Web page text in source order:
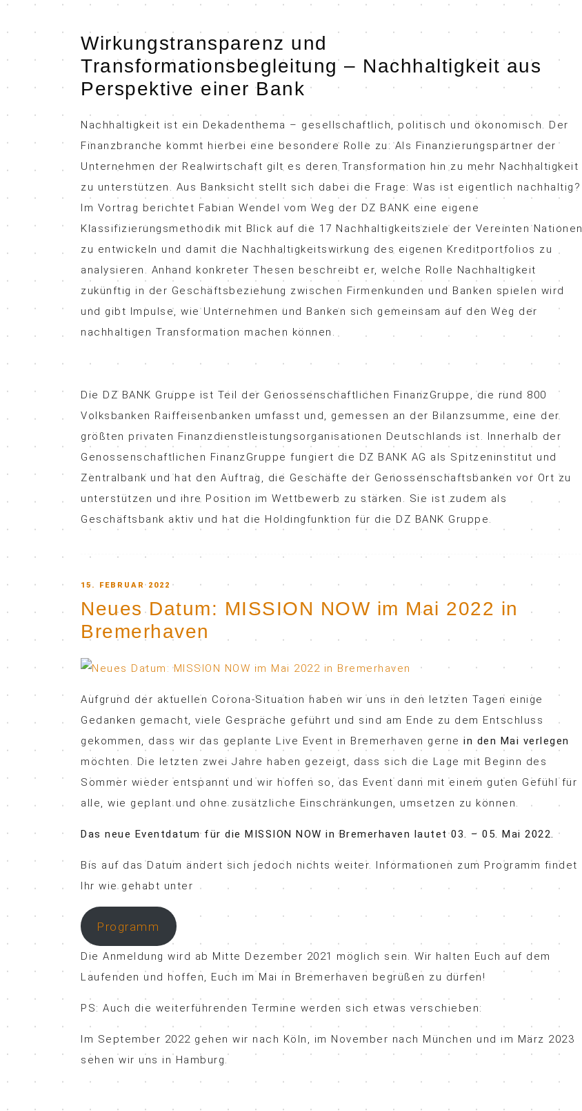
Wirkungstransparenz und
Transformationsbegleitung – Nachhaltigkeit aus
Perspektive einer Bank
Nachhaltigkeit ist ein Dekadenthema – gesellschaftlich, politisch und ökonomisch. Der
Finanzbranche kommt hierbei eine besondere Rolle zu: Als Finanzierungspartner der
Unternehmen der Realwirtschaft gilt es deren Transformation hin zu mehr Nachhaltigkeit
zu unterstützen. Aus Banksicht stellt sich dabei die Frage: Was ist eigentlich nachhaltig?
Im Vortrag berichtet Fabian Wendel vom Weg der DZ BANK eine eigene
Klassifizierungsmethodik mit Blick auf die 17 Nachhaltigkeitsziele der Vereinten Nationen
zu entwickeln und damit die Nachhaltigkeitswirkung des eigenen Kreditportfolios zu
analysieren. Anhand konkreter Thesen beschreibt er, welche Rolle Nachhaltigkeit
zukünftig in der Geschäftsbeziehung zwischen Firmenkunden und Banken spielen wird
und gibt Impulse, wie Unternehmen und Banken sich gemeinsam auf den Weg der
nachhaltigen Transformation machen können.
Die DZ BANK Gruppe ist Teil der Genossenschaftlichen FinanzGruppe, die rund 800
Volksbanken Raiffeisenbanken umfasst und, gemessen an der Bilanzsumme, eine der
größten privaten Finanzdienstleistungsorganisationen Deutschlands ist. Innerhalb der
Genossenschaftlichen FinanzGruppe fungiert die DZ BANK AG als Spitzeninstitut und
Zentralbank und hat den Auftrag, die Geschäfte der Genossenschaftsbanken vor Ort zu
unterstützen und ihre Position im Wettbewerb zu stärken. Sie ist zudem als
Geschäftsbank aktiv und hat die Holdingfunktion für die DZ BANK Gruppe.
POSTED
ON
15. FEBRUAR 2022
Neues Datum: MISSION NOW im Mai 2022 in
Bremerhaven
Aufgrund der aktuellen Corona-Situation haben wir uns in den letzten Tagen einige
Gedanken gemacht, viele Gespräche geführt und sind am Ende zu dem Entschluss
gekommen, dass wir das geplante Live Event in Bremerhaven gerne in den Mai verlegen
möchten. Die letzten zwei Jahre haben gezeigt, dass sich die Lage mit Beginn des
Sommer wieder entspannt und wir hoffen so, das Event dann mit einem guten Gefühl für
alle, wie geplant und ohne zusätzliche Einschränkungen, umsetzen zu können.
Das neue Eventdatum für die MISSION NOW in Bremerhaven lautet 03. – 05. Mai 2022.
Bis auf das Datum ändert sich jedoch nichts weiter. Informationen zum Programm findet
Ihr wie gehabt unter
Programm
Die Anmeldung wird ab Mitte Dezember 2021 möglich sein. Wir halten Euch auf dem
Laufenden und hoffen, Euch im Mai in Bremerhaven begrüßen zu dürfen!
PS: Auch die weiterführenden Termine werden sich etwas verschieben:
Im September 2022 gehen wir nach Köln, im November nach München und im März 2023
sehen wir uns in Hamburg.